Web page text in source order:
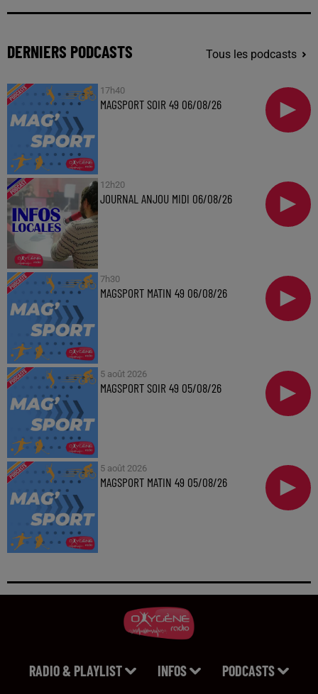
DERNIERS PODCASTS Tous les podcasts
17h40
MAGSPORT SOIR 49 06/08/26
12h20
JOURNAL ANJOU MIDI 06/08/26
7h30
MAGSPORT MATIN 49 06/08/26
5 août 2026
MAGSPORT SOIR 49 05/08/26
5 août 2026
MAGSPORT MATIN 49 05/08/26
RADIO & PLAYLIST INFOS PODCASTS